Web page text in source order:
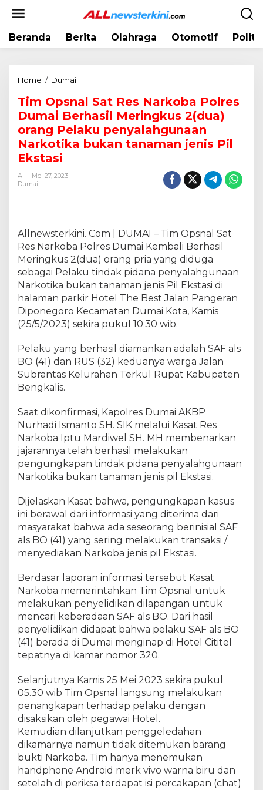
Beranda Berita Olahraga Otomotif
Home / Dumai
m
O
p
n
e
s
N
a
k
o
b
a
o
l
r
D
a
i
B
e
h
a
s
i
l
i
n
g
k
u
s
(
d
u
)
o
r
a
n
g
Tim Opsnal Sat Res Narkoba Polres
Dumai Berhasil Meringkus 2(dua)
orang Pelaku penyalahgunaan
Narkotika bukan tanaman jenis Pil
Ekstasi
All
Mei 27, 2023
Dumai
Allnewsterkini. Com | DUMAI – Tim Opsnal Sat
Res Narkoba Polres Dumai Kembali Berhasil
Meringkus 2(dua) orang pria yang diduga
sebagai Pelaku tindak pidana penyalahgunaan
Narkotika bukan tanaman jenis Pil Ekstasi di
halaman parkir Hotel The Best Jalan Pangeran
Diponegoro Kecamatan Dumai Kota, Kamis
(25/5/2023) sekira pukul 10.30 wib.
Pelaku yang berhasil diamankan adalah SAF als
BO (41) dan RUS (32) keduanya warga Jalan
Subrantas Kelurahan Terkul Rupat Kabupaten
Bengkalis.
Saat dikonfirmasi, Kapolres Dumai AKBP
Nurhadi Ismanto SH. SIK melalui Kasat Res
Narkoba Iptu Mardiwel SH. MH membenarkan
jajarannya telah berhasil melakukan
pengungkapan tindak pidana penyalahgunaan
Narkotika bukan tanaman jenis pil Ekstasi.
Dijelaskan Kasat bahwa, pengungkapan kasus
ini berawal dari informasi yang diterima dari
masyarakat bahwa ada seseorang berinisial SAF
als BO (41) yang sering melakukan transaksi /
menyediakan Narkoba jenis pil Ekstasi.
Berdasar laporan informasi tersebut Kasat
Narkoba memerintahkan Tim Opsnal untuk
melakukan penyelidikan dilapangan untuk
mencari keberadaan SAF als BO. Dari hasil
penyelidikan didapat bahwa pelaku SAF als BO
(41) berada di Dumai menginap di Hotel Cititel
tepatnya di kamar nomor 320.
Selanjutnya Kamis 25 Mei 2023 sekira pukul
05.30 wib Tim Opsnal langsung melakukan
penangkapan terhadap pelaku dengan
disaksikan oleh pegawai Hotel.
Kemudian dilanjutkan penggeledahan
dikamarnya namun tidak ditemukan barang
bukti Narkoba. Tim hanya menemukan
handphone Android merk vivo warna biru dan
setelah di periksa terdapat isi percakapan (chat)